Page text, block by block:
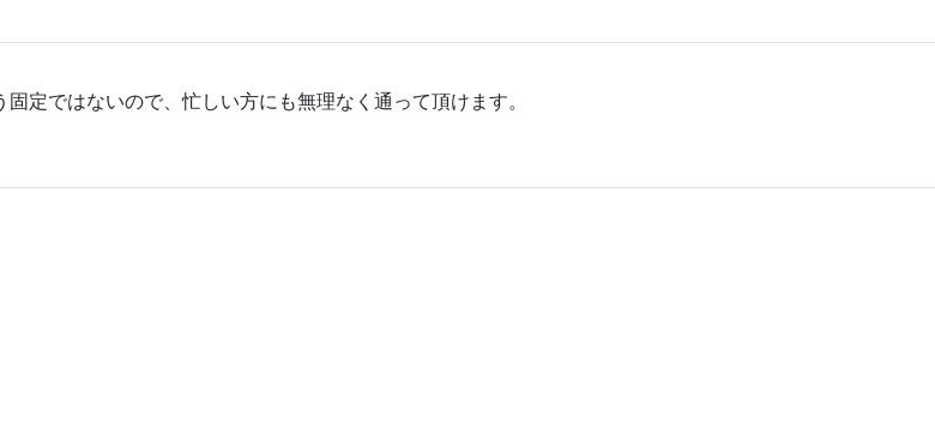
定ではないので、忙しい方にも無理なく通って頂けます。